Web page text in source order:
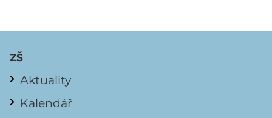
ZŠ
Aktuality
Kalendář